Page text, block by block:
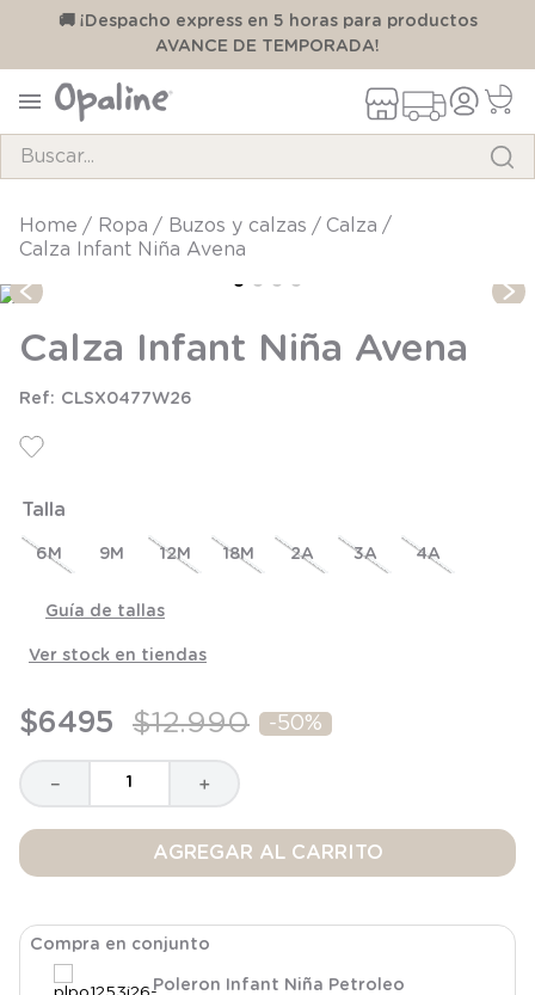
🚚 ¡Despacho express en 5 horas para productos
AVANCE DE TEMPORADA!
ropa buzos y calzas
calza
Calza Infant Niña Avena
Calza Infant Niña Avena
CLSX0477W26
Talla
6M 9M 12M 18M 2A 3A 4A
Guía de tallas
Ver stock en tiendas
$6495 $12.990 -50%
＋
－
AGREGAR AL CARRITO
Compra en conjunto
Poleron Infant Niña Petroleo
TÉRMINOS MÁS BUSCADOS
3.
zapatillas
4.
body
7.
8.
saco
saco dormir